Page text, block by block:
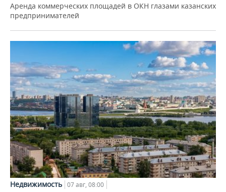
Аренда коммерческих площадей в ОКН глазами казанских
предпринимателей
Недвижимость 07 авг, 08:00